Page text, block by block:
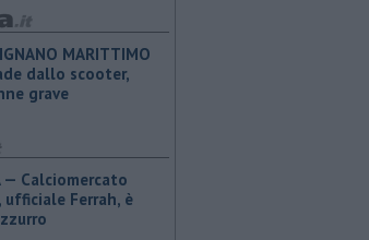
MARITTIMO
dallo scooter,
grave
— Calciomercato
ufficiale Ferrah, è